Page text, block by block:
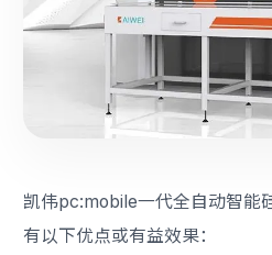
凯伟pc:mobile一代全自动智能
有以下优点或有益效果：